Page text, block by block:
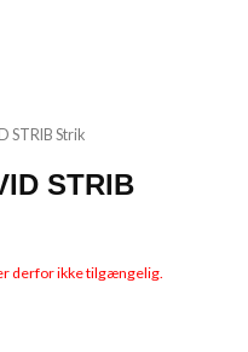
STRIB Strik
STRIB
derfor ikke tilgængelig.